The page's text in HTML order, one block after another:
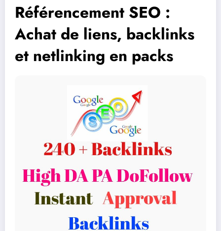
Référencement SEO :
Achat de liens, backlinks
et netlinking en packs